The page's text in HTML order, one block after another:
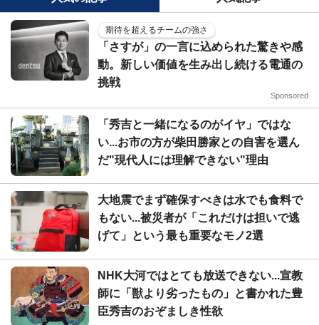
期待を超えるチームの強さ
「さすが」の一言に込められた驚きや感
動。新しい価値を生み出し続ける電通の
挑戦
Sponsored
「秀吉と一緒になるのがイヤ」ではな
い...お市の方が柴田勝家との自害を選ん
だ"現代人には理解できない"理由
大地震でまず確保すべきは水でも食料で
もない...被災者が「これだけは担いで逃
げて」という最も重要なモノ2選
NHK大河ではとても放送できない...宣教
師に「獣より劣ったもの」と書かれた豊
臣秀吉のおぞましき性欲